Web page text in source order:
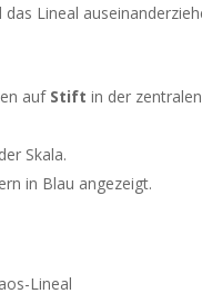
das Lineal
auf Stift in der zentralen
Skala.
in Blau angezeigt.